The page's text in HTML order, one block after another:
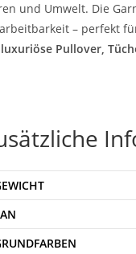
und Umwelt. Die
– perfekt
Pullover,